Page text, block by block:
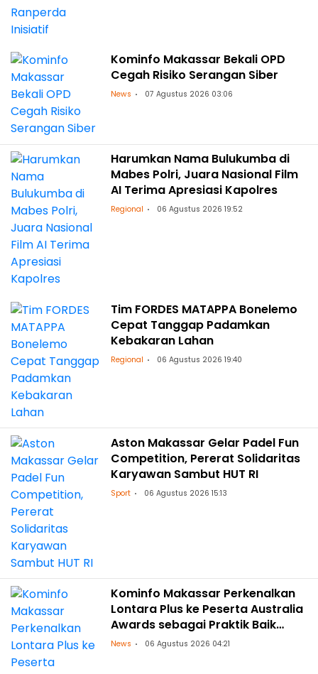
Kominfo Makassar Bekali OPD
Cegah Risiko Serangan Siber
News 07 Agustus 2026 03:06
Harumkan Nama Bulukumba di
Mabes Polri, Juara Nasional Film
AI Terima Apresiasi Kapolres
Regional 06 Agustus 2026 19:52
Tim FORDES MATAPPA Bonelemo
Cepat Tanggap Padamkan
Kebakaran Lahan
Regional 06 Agustus 2026 19:40
Aston Makassar Gelar Padel Fun
Competition, Pererat Solidaritas
Karyawan Sambut HUT RI
Sport 06 Agustus 2026 15:13
Kominfo Makassar Perkenalkan
Lontara Plus ke Peserta Australia
Awards sebagai Praktik Baik
Transformasi Digital
News 06 Agustus 2026 04:21